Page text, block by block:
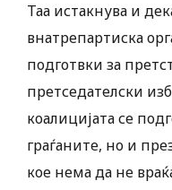
Таа истакнува и
внатрепартиска
подготвки за
претседателски
коалицијата се
граѓаните, но и
кое нема да не